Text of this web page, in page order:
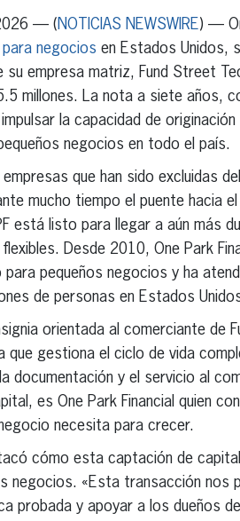
— (NOTICIAS NEWSWIRE) —
negocios en Estados Unidos,
su empresa matriz, Fund Street
millones. La nota a siete años,
la capacidad de originación
negocios en todo el país.
que han sido excluidas
mucho tiempo el puente hacia
está listo para llegar a aún más
Desde 2010, One Park
para pequeños negocios y ha
de personas en Estados
orientada al comerciante de
gestiona el ciclo de vida
documentación y el servicio al
es One Park Financial quien
necesita para crecer.
cómo esta captación de
negocios. «Esta transacción nos
probada y apoyar a los dueños